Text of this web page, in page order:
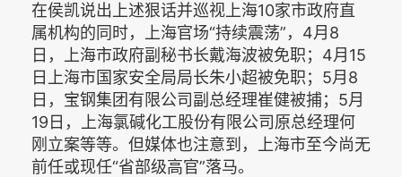
在侯凯说出上述狠话并巡视上海10家市政府直
属机构的同时，上海官场“持续震荡”，4月8
日，上海市政府副秘书长戴海波被免职；4月15
日上海市国家安全局局长朱小超被免职；5月8
日，宝钢集团有限公司副总经理崔健被捕；5月
19日，上海氯碱化工股份有限公司原总经理何
刚立案等等。但媒体也注意到，上海市至今尚无
前任或现任“省部级高官”落马。